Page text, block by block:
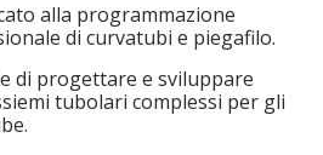
alla programmazione
di curvatubi e piegafilo.
di progettare e sviluppare
tubolari complessi per gli